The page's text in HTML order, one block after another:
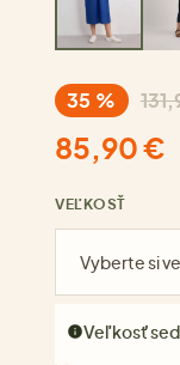
35 %
85,90 €
VEĽKOSŤ
Vyberte si
Veľkosť